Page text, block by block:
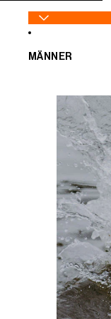
MÄNNER